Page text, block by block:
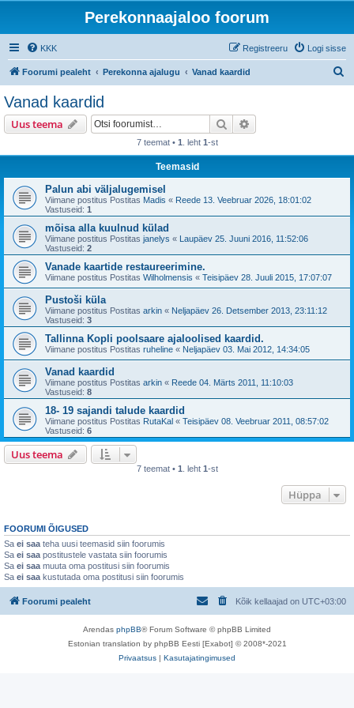
Perekonnaajaloo foorum
KKK Logi sisse
Registreeru
Foorumi pealeht Perekonna ajalugu Vanad kaardid
Vanad kaardid
Uus teema Otsi
7 teemat • 1 . leht 1-st
Teemasid
Palun abi väljalugemisel
Viimane postitus Postitas Madis « Reede 13. Veebruar 2026, 18:01:02
Vastuseid: 1
mõisa alla kuulnud külad
Viimane postitus Postitas janelys « Laupäev 25. Juuni 2016, 11:52:06
Vastuseid: 2
Vanade kaartide restaureerimine.
Viimane postitus Postitas Wilholmensis « Teisipäev 28. Juuli 2015, 17:07:07
Pustoši küla
Viimane postitus Postitas arkin « Neljapäev 26. Detsember 2013, 23:11:12
Vastuseid: 3
Tallinna Kopli poolsaare ajaloolised kaardid.
Viimane postitus Postitas ruheline « Neljapäev 03. Mai 2012, 14:34:05
Vanad kaardid
Viimane postitus Postitas arkin « Reede 04. Märts 2011, 11:10:03
Vastuseid: 8
18- 19 sajandi talude kaardid
Viimane postitus Postitas RutaKal « Teisipäev 08. Veebruar 2011, 08:57:02
Vastuseid: 6
Uus teema
7 teemat • 1 . leht 1-st
Hüppa
FOORUMI ÕIGUSED
Sa ei saa teha uusi teemasid siin foorumis
Sa ei saa postitustele vastata siin foorumis
Sa ei saa muuta oma postitusi siin foorumis
Sa ei saa kustutada oma postitusi siin foorumis
Foorumi pealeht Kõik kellaajad on UTC+03:00
Arendas phpBB® Forum Software © phpBB Limited
Estonian translation by phpBB Eesti [Exabot] © 2008*-2021
Privaatsus | Kasutajatingimused